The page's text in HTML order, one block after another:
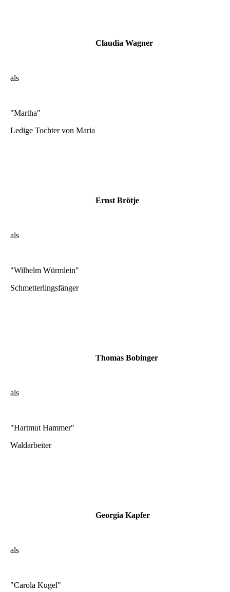
Claudia Wagner
als
"Martha"
Ledige Tochter von Maria
Ernst Brötje
als
"Wilhelm Würmlein"
Schmetterlingsfänger
Thomas Bobinger
als
"Hartmut Hammer"
Waldarbeiter
Georgia Kapfer
als
"Carola Kugel"